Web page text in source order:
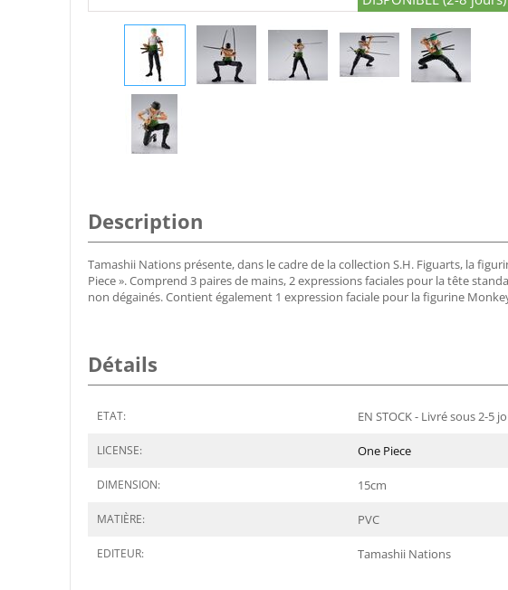
Description
Tamashii Nations présente, dans le cadre de la collection S.H. Figuarts, la
Piece ». Comprend 3 paires de mains, 2 expressions faciales pour la tête
non dégainés. Contient également 1 expression faciale pour la figurine
Détails
ETAT: EN STOCK - Livré sous 2-5
LICENSE: One Piece
DIMENSION: 15cm
MATIÈRE: PVC
EDITEUR: Tamashii Nations